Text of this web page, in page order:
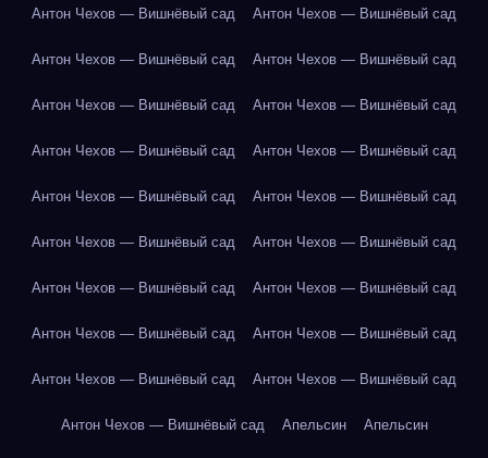
Антон Чехов — Вишнёвый сад Антон Чехов — Вишнёвый сад
Антон Чехов — Вишнёвый сад Антон Чехов — Вишнёвый сад
Антон Чехов — Вишнёвый сад Антон Чехов — Вишнёвый сад
Антон Чехов — Вишнёвый сад Антон Чехов — Вишнёвый сад
Антон Чехов — Вишнёвый сад Антон Чехов — Вишнёвый сад
Антон Чехов — Вишнёвый сад Антон Чехов — Вишнёвый сад
Антон Чехов — Вишнёвый сад Антон Чехов — Вишнёвый сад
Антон Чехов — Вишнёвый сад Антон Чехов — Вишнёвый сад
Антон Чехов — Вишнёвый сад Антон Чехов — Вишнёвый сад
Антон Чехов — Вишнёвый сад Апельсин Апельсин